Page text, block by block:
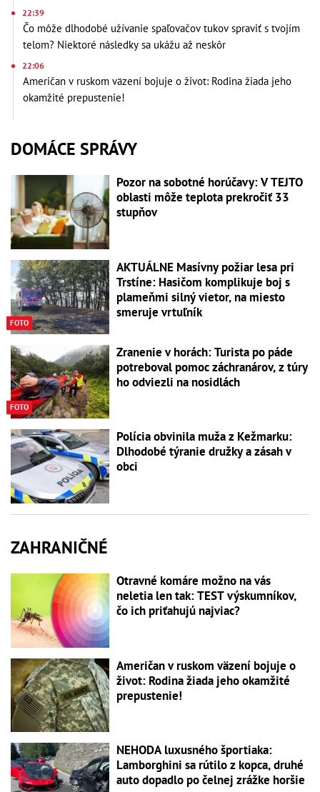
22:39
Čo môže dlhodobé užívanie spaľovačov tukov spraviť s tvojím
telom? Niektoré následky sa ukážu až neskôr
22:06
Američan v ruskom väzení bojuje o život: Rodina žiada jeho
okamžité prepustenie!
DOMÁCE SPRÁVY
Pozor na sobotné horúčavy: V TEJTO
oblasti môže teplota prekročiť 33
stupňov
FOTO
AKTUÁLNE Masívny požiar lesa pri
Trstíne: Hasičom komplikuje boj s
plameňmi silný vietor, na miesto
smeruje vrtuľník
FOTO
Zranenie v horách: Turista po páde
potreboval pomoc záchranárov, z túry
ho odviezli na nosidlách
Polícia obvinila muža z Kežmarku:
Dlhodobé týranie družky a zásah v
obci
ZAHRANIČNÉ
Otravné komáre možno na vás
neletia len tak: TEST výskumníkov,
čo ich priťahujú najviac?
Američan v ruskom väzení bojuje o
život: Rodina žiada jeho okamžité
prepustenie!
NEHODA luxusného športiaka:
Lamborghini sa rútilo z kopca, druhé
auto dopadlo po čelnej zrážke horšie